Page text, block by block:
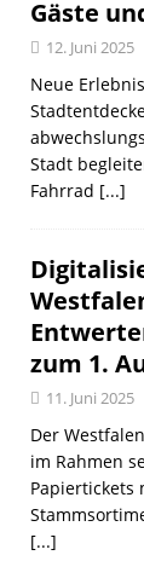
Gäste
12. Juni 2025
Neue
Stadt
Fahrrad [...]
zum 1.
11. Juni 2025
Der
im Rahmen
Papiertickets
[...]